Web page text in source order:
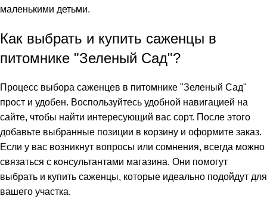
маленькими детьми.
Как выбрать и купить саженцы в
питомнике "Зеленый Сад"?
Процесс выбора саженцев в питомнике "Зеленый Сад"
прост и удобен. Воспользуйтесь удобной навигацией на
сайте, чтобы найти интересующий вас сорт. После этого
добавьте выбранные позиции в корзину и оформите заказ.
Если у вас возникнут вопросы или сомнения, всегда можно
связаться с консультантами магазина. Они помогут
выбрать и купить саженцы, которые идеально подойдут для
вашего участка.